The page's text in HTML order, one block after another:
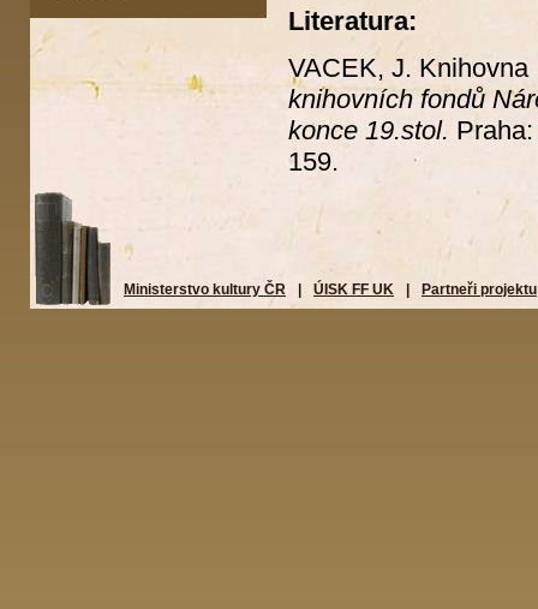
Literatura:
VACEK, J.
knihovních fondů
konce 19.stol.
159.
Ministerstvo kultury ČR ÚISK FF UK Partneři projektu